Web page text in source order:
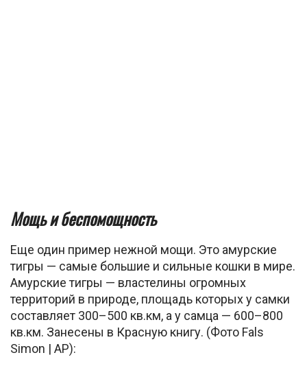
Мощь и беспомощность
Еще один пример нежной мощи. Это амурские
тигры — самые большие и сильные кошки в мире.
Амурские тигры — властелины огромных
территорий в природе, площадь которых у самки
составляет 300–500 кв.км, а у самца — 600–800
кв.км. Занесены в Красную книгу. (Фото Fals
Simon | AP):